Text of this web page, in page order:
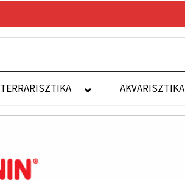
TERRARISZTIKA AKVARISZTIKA